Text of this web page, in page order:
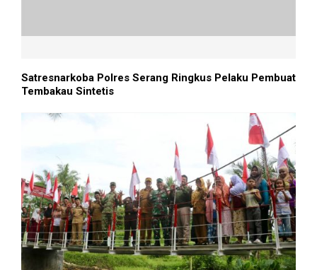
Satresnarkoba Polres Serang Ringkus Pelaku Pembuat
Tembakau Sintetis